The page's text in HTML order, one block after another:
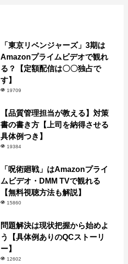
「東京リベンジャーズ」3期は
Amazonプライムビデオで観れ
る？【定額配信は〇〇独占で
す】
19709
【品質管理担当が教える】対策
書の書き方【上司を納得させる
具体例つき】
19384
「呪術廻戦」はAmazonプライ
ムビデオ・DMM TVで観れる
【無料視聴方法も解説】
15860
問題解決は現状把握から始めよ
う【具体例ありのQCストーリ
ー】
12602